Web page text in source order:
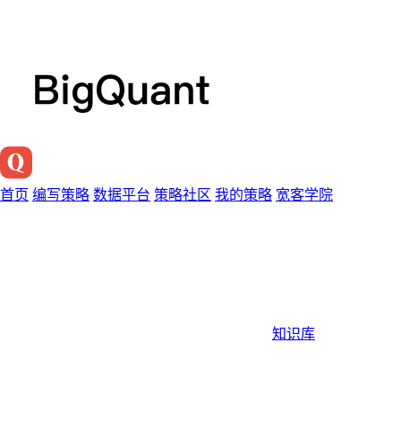
首页 编写策略 数据平台 策略社区 我的策略 宽客学院
知识库